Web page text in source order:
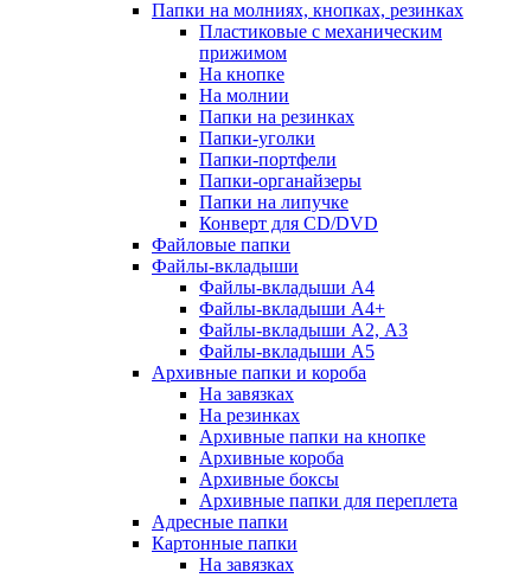
Папки на молниях, кнопках, резинках
Пластиковые с механическим
прижимом
На кнопке
На молнии
Папки на резинках
Папки-уголки
Папки-портфели
Папки-органайзеры
Папки на липучке
Конверт для CD/DVD
Файловые папки
Файлы-вкладыши
Файлы-вкладыши А4
Файлы-вкладыши А4+
Файлы-вкладыши А2, А3
Файлы-вкладыши А5
Архивные папки и короба
На завязках
На резинках
Архивные папки на кнопке
Архивные короба
Архивные боксы
Архивные папки для переплета
Адресные папки
Картонные папки
На завязках